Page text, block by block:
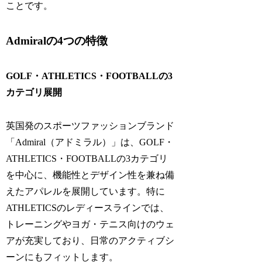
ことです。
Admiralの4つの特徴
GOLF・ATHLETICS・FOOTBALLの3
カテゴリ展開
英国発のスポーツファッションブランド
「Admiral（アドミラル）」は、GOLF・
ATHLETICS・FOOTBALLの3カテゴリ
を中心に、機能性とデザイン性を兼ね備
えたアパレルを展開しています。特に
ATHLETICSのレディースラインでは、
トレーニングやヨガ・テニス向けのウェ
アが充実しており、日常のアクティブシ
ーンにもフィットします。